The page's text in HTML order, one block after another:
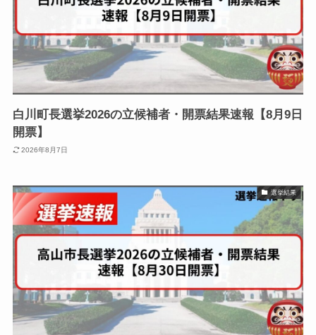
白川町長選挙2026の立候補者・開票結果速報【8月9日
開票】
2026年8月7日
選挙結果